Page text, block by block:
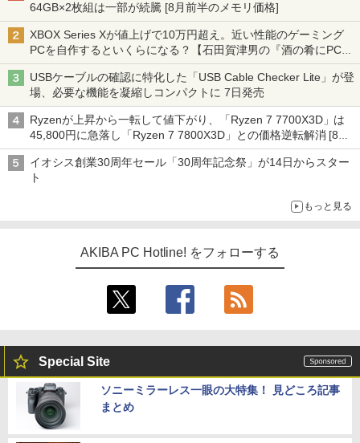
64GB×2枚組は一部が続騰 [8月前半のメモリ価格]
XBOX Series Xが値上げで10万円超え。近い性能のゲーミング
PCを自作するといくらになる？【石田賀津男の『酒の肴にPCゲ
ーム』】
USBケーブルの確認に特化した「USB Cable Checker Lite」が登
場、必要な機能を凝縮しコンパクトに 7日発売
Ryzenが上昇から一転して値下がり、「Ryzen 7 7700X3D」は
45,800円に急落し「Ryzen 7 7800X3D」との価格逆転解消 [8月
前半のCPU価格]
イオシス創業30周年セール「30周年記念祭」が14日からスター
ト
もっと見る
AKIBA PC Hotline! をフォローする
Special Site
ソニーミラーレス一眼の大特集！ 見どころ記事
まとめ